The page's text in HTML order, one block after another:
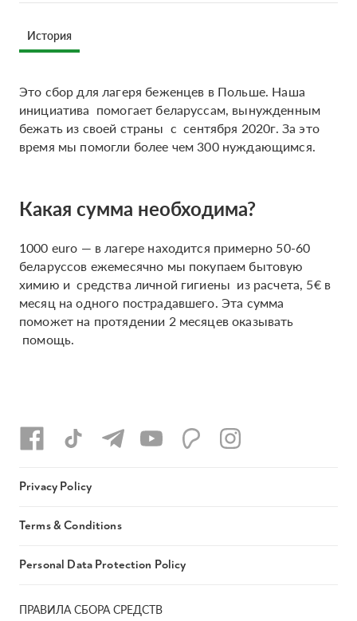
История
Это сбор для лагеря беженцев в Польше. Наша
инициатива помогает беларуссам, вынужденным
бежать из своей страны с сентября 2020г. За это
время мы помогли более чем 300 нуждающимся.
Какая сумма необходима?
1000 euro — в лагере находится примерно 50-60
беларуссов ежемесячно мы покупаем бытовую
химию и средства личной гигиены из расчета, 5€ в
месяц на одного пострадавшего. Эта сумма
поможет на протядении 2 месяцев оказывать
помощь.
ПРАВИЛА СБОРА СРЕДСТВ
Privacy Policy
Terms & Conditions
Personal Data Protection Policy